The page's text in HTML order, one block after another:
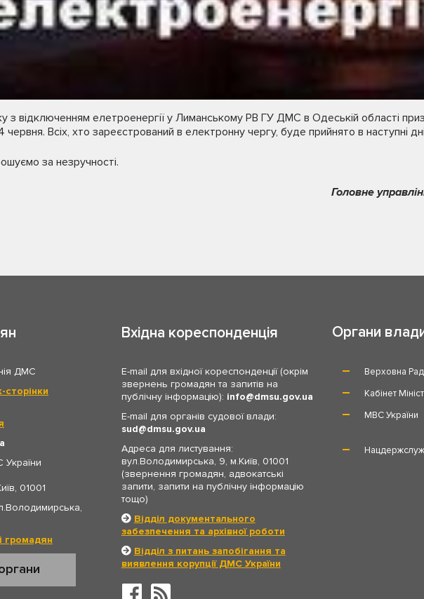
з відключенням елетроенергії у Лиманському РВ ГУ ДМС в Одеській області
червня. Всіх, хто зареєстрований в електронну чергу, буде прийнято в наступні
за незручності.
Головне
ДМС
сторінки
01001
громадян
Вхідна кореспонденція
E-mail для вхідної кореспонденції (окрім
звернень громадян та запитів на
публічну інформацію): info
dmsu.gov.ua
E-mail для органів судової влади:
sud
dmsu.gov.ua
Адреса для листування:
вул.Володимирська, 9, м.Київ, 01001
(звернення громадян, адвокатські
запити, запити на публічну інформацію
тощо)
Відділ документального
забезпечення та архівної роботи
Відділ з питань запобігання та
виявлення корупції ДМС України
Органи
Верховна
Кабінет
МВС України